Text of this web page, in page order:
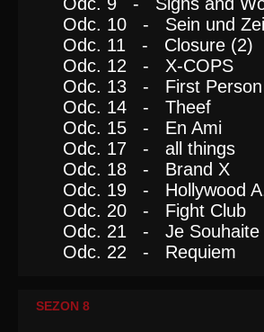
Odc. 10 - Sein und
Odc. 11 - Closure (2)
Odc. 12 - X-COPS
Odc. 13 - First Person
Odc. 14 - Theef
Odc. 15 - En Ami
Odc. 17 - all things
Odc. 18 - Brand X
Odc. 19 - Hollywood
Odc. 20 - Fight Club
Odc. 21 - Je Souhaite
Odc. 22 - Requiem
SEZON 8